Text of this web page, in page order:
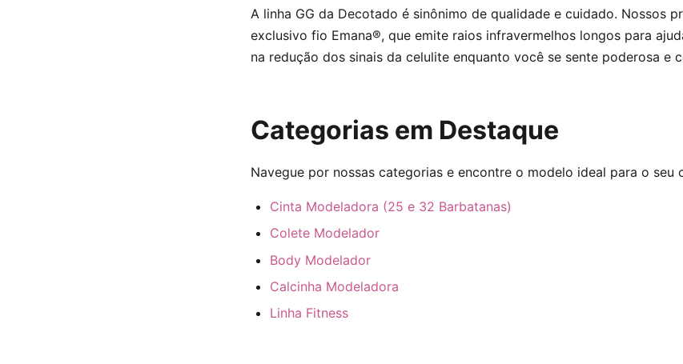
A linha GG da Decotado é sinônimo de qualidade e cuidado. Nossos
exclusivo fio Emana®, que emite raios infravermelhos longos para
na redução dos sinais da celulite enquanto você se sente poderosa e
Categorias em Destaque
Navegue por nossas categorias e encontre o modelo ideal para o seu
Cinta Modeladora (25 e 32 Barbatanas)
Colete Modelador
Body Modelador
Calcinha Modeladora
Linha Fitness